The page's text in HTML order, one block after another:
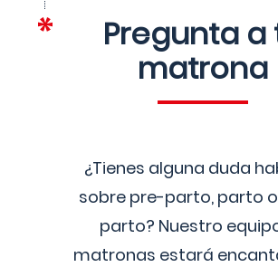
Pregunta a
matrona
¿Tienes alguna duda
sobre pre-parto, parto
parto? Nuestro
matronas estará